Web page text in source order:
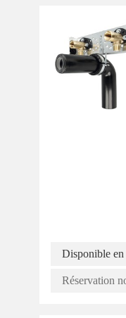
Disponible
Réservation